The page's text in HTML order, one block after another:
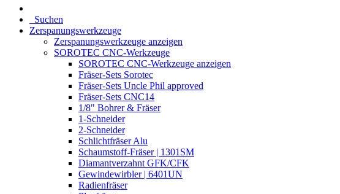
Suchen
Zerspanungswerkzeuge
Zerspanungswerkzeuge anzeigen
SOROTEC CNC-Werkzeuge
SOROTEC CNC-Werkzeuge anzeigen
Fräser-Sets Sorotec
Fräser-Sets Uncle Phil approved
Fräser-Sets CNC14
1/8" Bohrer & Fräser
1-Schneider
2-Schneider
Schlichtfräser Alu
Schaumstoff-Fräser | 1301SM
Diamantverzahnt GFK/CFK
Gewindewirbler | 6401UN
Radienfräser